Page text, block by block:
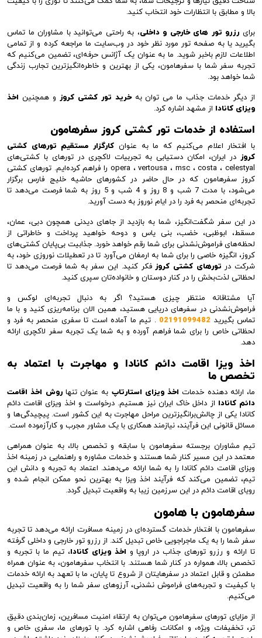
بالا و مطابق با انتظارات خود انتخاب کنید.
برای رزرو تور های خارجی و داخلی، به راحتی می‌توانید با مشاوران ما تماس
بگیرید یا به صفحه تور مورد نظر خود در وب‌سایت ما مراجعه کرده و از تمامی
اطلاعات لازم باخبر شوید. ما به عنوان یک آژانس حرفه‌ای، تضمین می‌کنیم که
تجربه سفر شما با سفرهامون، یکی از بهترین و خاطره‌انگیزترین تجارب زندگی
شما خواهد بود.
از دیگر خدمات جذاب ما می توان بهخرید تور کشتی کروز و همچنین اخذ
ویزای کانادا از مشهد اشاره کرد.
استفاده از خدمات تور کشتی کروز سفرهامون
با افتخار اعلام می‌کنیم که ما به عنوان کارگزار مستقیم تورهای کشتی
کروز در ایران، امکان دستیابی به تجربیات لاکچری در تورهای با کشتی‌های
opera ، vertousa ، msc ، costa ، celestyal را فراهم کرده‌ایم. تورهای کشتی
کروز سفرهامون که در حال حاضر در کشورهای حاشیه خلیج فارس برگزار
می‌شود، با مدت 7 شب و 8 روز و 4 شب و 5 روز به شما فرصت می‌دهد تا
تجربه‌ای منحصر به فرد را در ایام نوروز به دست آورید.
در این سفر شگفت‌انگیز، شما به بازدید از جاهای دیدنی همچون دبی، عمان،
مسقط، ابوظبی، خضب، بنی یاس و دوحه خواهید پرداخت و خاطراتی از
لحظه‌های فراموش‌نشدنی برای شما رقم خواهد خورد. جذابیت بی‌پایان کشتی‌های
کروز، انگیزه خاصی را برای شما به ارمغان می‌آورد تا در تعطیلات نوروزی خود، به
شرکت در تورهای کشتی کروزفکر کنید. این سفر به شما فرصت می‌دهد تا
لحظاتی لذت‌بخش را در کنار دوستان و خانواده‌تان سپری کنید.
آیا مشتاقانه منتظر چیزی هستید؟ اگر به دنبال تجربه‌ای لوکس و
فراموش‌نشدنی در سفرهای دریایی هستید، همین الان برنامه‌ریزی کنید و با ما
تماس بگیرید 02191099482 . تیم ما آماده است تا سفری منحصر به فرد و
لحظاتی خاص را برای شما فراهم آورده و به شما یک تجربه سفر لاکچری ارائه
دهد.
اخذ ویزا اقامت دائم کانادا و مهاجرت با اعتماد به
تخصص ما
ما، ارائه دهنده خدمات اخذ ویزای استارتاپ به عنوان تنهاروش اخذ اقامت
دائم کانادا از داخل خاک ایران نیز هستیم. درخواست و اخذ ویزای اقامت دائم
کانادا یکی از چالش‌برانگیزترین مراحل مهاجرت به این کشور است. پیچیدگی‌ها و
مسائل قانونی این فرآیند، نیازمند همکاری با یک مشاور مجرب و کارآزموده است.
تیم مشاوران برجسته سفرهامون با سابقه و تخصص بالا، به عنوان همراهی
معتمد در این مسیر کنار شما هستند و خدمات مشاوره و راهنمایی در زمینه اخذ
ویزای اقامت دائم کانادا را به شما ارائه می‌دهند. اعتماد به تجربه و دانش این
تیم، تضمین می‌کند که فرآیند اخذ ویزا به بهترین نحو ممکن انجام شده و
رویای اقامت دائم در این سرزمین زیبا به واقعیت تبدیل گردد.
سفرهامون با هامون
سفرهامون با افتخار خدمات گسترده‌ای در زمینه مسافرت ارائه می‌دهد تا تجربه
سفر شما را به یک ماجراجویی خاص تبدیل کند. از رزرو تور خارجی و داخلی گرفته
تا ارائه و رزرو تورهای جذاب در اروپا و اخذ ویزای کانادا، تیم ما با تجربه و
تخصص بالا، همواره در کنار شما هستند. با انتخاب سفرهامون، به عنوان همراه
مطمئن و قابل اعتماد در سفرهایتان از شروع تا پایان، ما با تعهد به ارائه خدمات
با کیفیت و تجربه‌های فراموش نشدنی، آرزوهای سفر شما را به واقعیت تبدیل
می‌کنیم.
از مزایای تورهای سفرهامون می‌توان به ارتقاء امنیت مسافرین، زمان‌بندی دقیق
تر، تخفیفات ویژه، و امکانات رفاهی اشاره کرد. با تورهای ما، سفری خاص و